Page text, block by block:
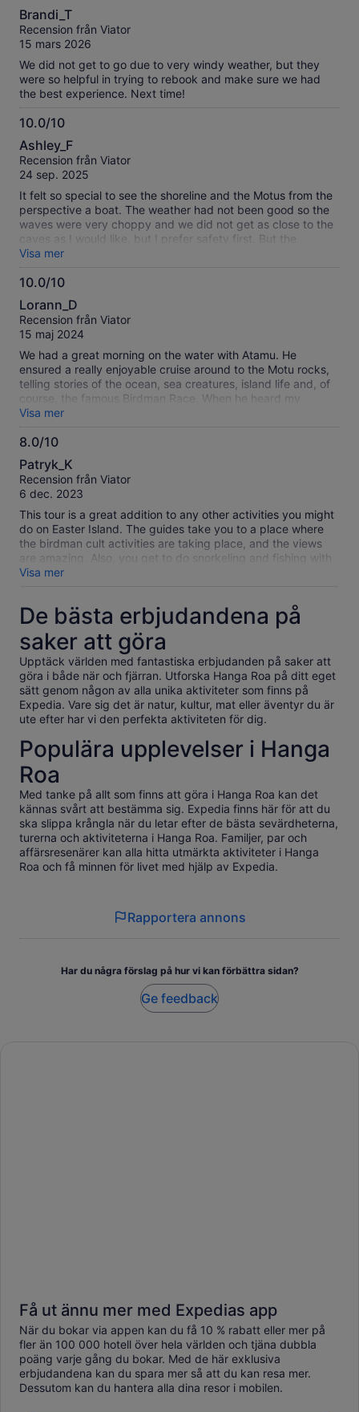
information
om
våra
recensioner
10.0
av
10
Brandi_T
Recension från Viator
15 mars 2026
We did not get to go due to very windy weather, but they
were so helpful in trying to rebook and make sure we had
the best experience. Next time!
10.0/10
10.0
av
10
Ashley_F
Recension från Viator
24 sep. 2025
It felt so special to see the shoreline and the Motus from the
perspective a boat. The weather had not been good so the
waves were very choppy and we did not get as close to the
caves as I would like, but I prefer safety first. But the
experience was magical. I felt very safe with the captain
though the waves were high. The captain only spoke
Spanish and I speak very elementary Spanish. So in my
communicate minimally enough to point out key points of
interest, discuss our love for fishing, and have an incredible
experience. I can’t wait to download my GoPro footage. The
guide is also an ancestral fisherman. I would have loved a
chance to hire him for a fishing charter to catch tuna.
Visa mer
10.0/10
10.0
av
10
Lorann_D
Recension från Viator
15 maj 2024
We had a great morning on the water with Atamu. He
ensured a really enjoyable cruise around to the Motu rocks,
telling stories of the ocean, sea creatures, island life and, of
course, the famous Birdman Race. When he heard my
husband is a keen fisherman, he dropped in two trolling lines.
No luck with the fishing but still a terrific trip.
Visa mer
8.0/10
8.0
av
10
Patryk_K
Recension från Viator
6 dec. 2023
This tour is a great addition to any other activities you might
do on Easter Island. The guides take you to a place where
the birdman cult activities are taking place, and the views
are amazing. Also, you get to do snorkeling and fishing with
your guide. I give 4 stars instead of 5 because of two
spoke Spanish. 2) The description stated that the tour would
be private, but I was in the boat with 2 other people. Not a
problem, but if the tour is not 100% private please do not
label it like that.
Visa mer
De bästa erbjudandena på
saker att göra
Upptäck världen med fantastiska erbjudanden på saker att
göra i både när och fjärran. Utforska Hanga Roa på ditt eget
sätt genom någon av alla unika aktiviteter som finns på
Expedia. Vare sig det är natur, kultur, mat eller äventyr du är
ute efter har vi den perfekta aktiviteten för dig.
Populära upplevelser i Hanga
Roa
Med tanke på allt som finns att göra i Hanga Roa kan det
kännas svårt att bestämma sig. Expedia finns här för att du
ska slippa krångla när du letar efter de bästa sevärdheterna,
turerna och aktiviteterna i Hanga Roa. Familjer, par och
affärsresenärer kan alla hitta utmärkta aktiviteter i Hanga
Roa och få minnen för livet med hjälp av Expedia.
Rapportera annons
Har du några förslag på hur vi kan förbättra sidan?
Ge feedback
Få ut ännu mer med Expedias app
När du bokar via appen kan du få 10 % rabatt eller mer på
fler än 100 000 hotell över hela världen och tjäna dubbla
poäng varje gång du bokar. Med de här exklusiva
erbjudandena kan du spara mer så att du kan resa mer.
Dessutom kan du hantera alla dina resor i mobilen.